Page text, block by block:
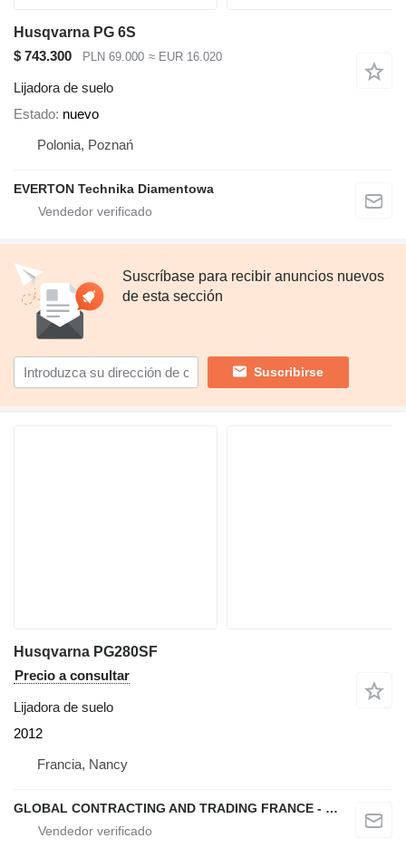
Husqvarna PG 6S
$ 743.300
PLN 69.000 ≈ EUR 16.020
Lijadora de suelo
Estado nuevo
Polonia, Poznań
EVERTON Technika Diamentowa
Suscríbase para recibir anuncios nuevos
de esta sección
Suscribirse
Husqvarna PG280SF
Precio a consultar
Lijadora de suelo
2012
Francia, Nancy
GLOBAL CONTRACTING AND TRADING FRANCE - GCTF